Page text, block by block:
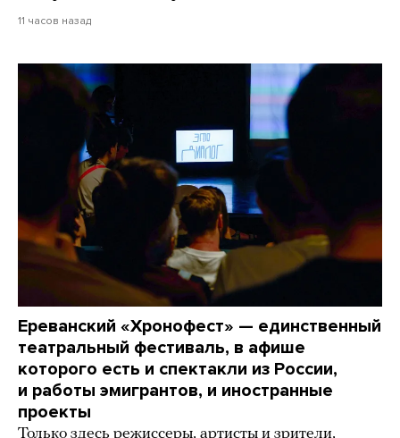
11 часов назад
Ереванский «Хронофест» — единственный
театральный фестиваль, в афише
которого есть и спектакли из России,
и работы эмигрантов, и иностранные
проекты
Только здесь режиссеры, артисты и зрители,